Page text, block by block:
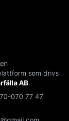
som drivs
AB.
070 77 47